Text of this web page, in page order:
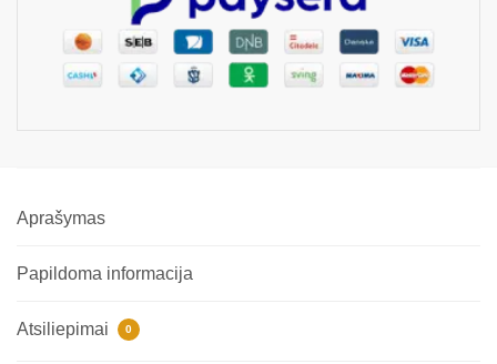
Aprašymas
Papildoma informacija
Atsiliepimai 0